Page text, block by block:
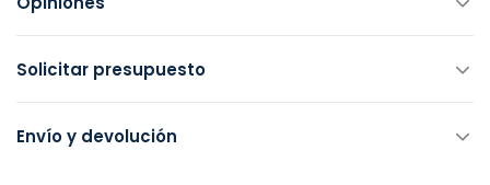
Solicitar presupuesto
Envío y devolución